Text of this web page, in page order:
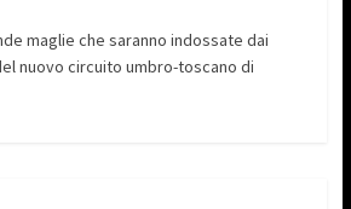
maglie che saranno indossate dai
nuovo circuito umbro-toscano di